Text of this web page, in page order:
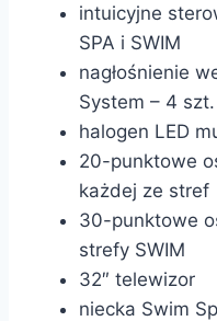
intuicyjne
SPA i SWIM
nagłośnienie
System – 4 szt.
halogen LED
20-punktowe
każdej ze stref
30-punktowe
strefy SWIM
32″ telewizor
niecka Swim